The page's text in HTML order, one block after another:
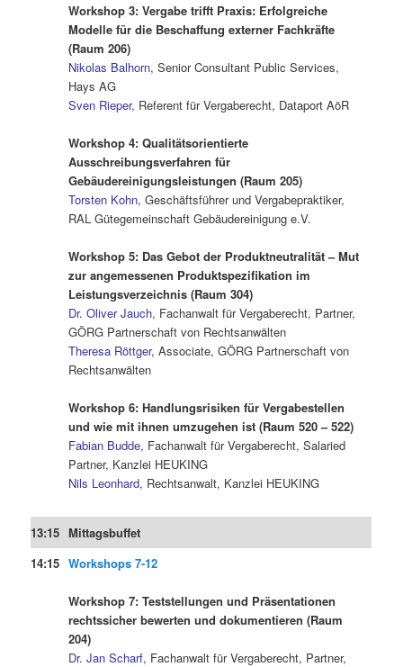
Workshop 3: Vergabe trifft Praxis: Erfolgreiche
Modelle für die Beschaffung externer Fachkräfte
(Raum 206)
Nikolas Balhorn, Senior Consultant Public Services,
Hays AG
Sven Rieper, Referent für Vergaberecht, Dataport AöR
Workshop 4: Qualitätsorientierte
Ausschreibungsverfahren für
Gebäudereinigungsleistungen (Raum 205)
Torsten Kohn, Geschäftsführer und Vergabepraktiker,
RAL Gütegemeinschaft Gebäudereinigung e.V.
Workshop 5: Das Gebot der Produktneutralität – Mut
zur angemessenen Produktspezifikation im
Leistungsverzeichnis (Raum 304)
Dr. Oliver Jauch, Fachanwalt für Vergaberecht, Partner,
GÖRG Partnerschaft von Rechtsanwälten
Theresa Röttger, Associate, GÖRG Partnerschaft von
Rechtsanwälten
Workshop 6: Handlungsrisiken für Vergabestellen
und wie mit ihnen umzugehen ist (Raum 520 – 522)
Fabian Budde, Fachanwalt für Vergaberecht, Salaried
Partner, Kanzlei HEUKING
Nils Leonhard, Rechtsanwalt, Kanzlei HEUKING
13:15 Mittagsbuffet
14:15 Workshops 7-12
Workshop 7: Teststellungen und Präsentationen
rechtssicher bewerten und dokumentieren (Raum
204)
Dr. Jan Scharf, Fachanwalt für Vergaberecht, Partner,